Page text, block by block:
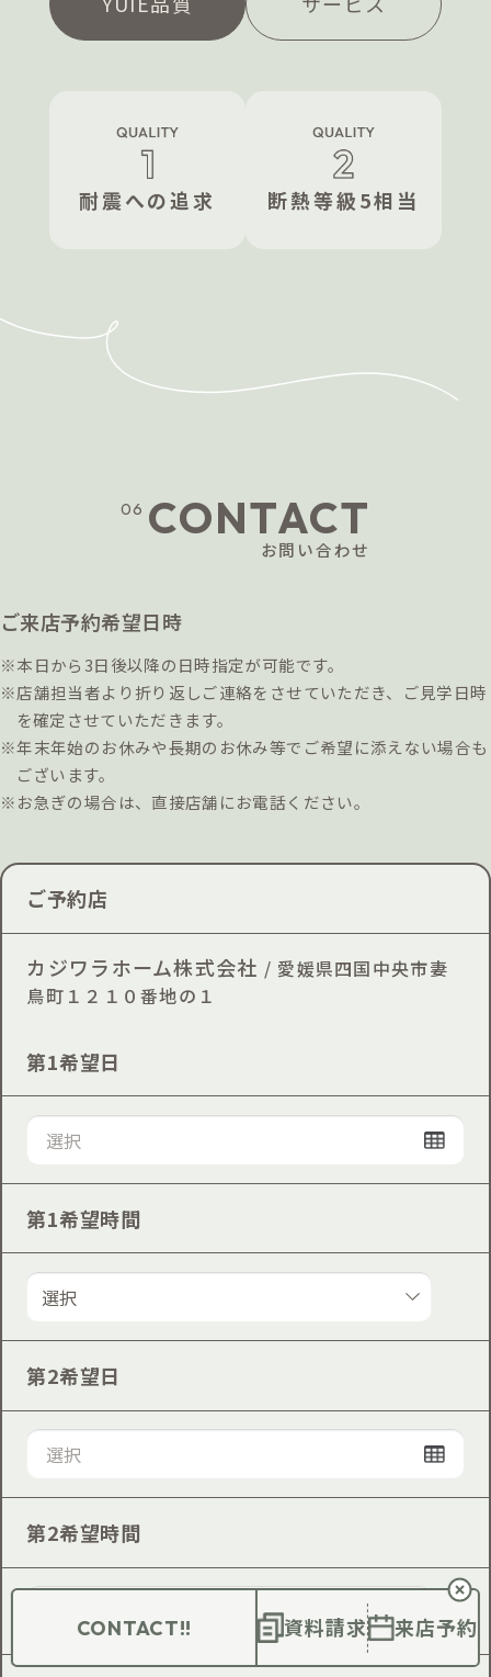
耐震への追求 断熱等級5相当
LIXILストア クーポン提供
ECサイトLIXILストアの「LIXILセレクトアイ
LIXILが厳選したアイテムがお得に購入可能
06 CONTACT
お問い合わせ
ご来店予約希望日時
※本日から3日後以降の日時指定が可能です。
※店舗担当者より折り返しご連絡をさせていただき、ご見学日時
を確定させていただきます。
※年末年始のお休みや長期のお休み等でご希望に添えない場合も
ございます。
※お急ぎの場合は、直接店舗にお電話ください。
ご予約店
カジワラホーム株式会社 / 愛媛県四国中央市妻
鳥町１２１０番地の１
第1希望日
第1希望時間
第2希望日
第2希望時間
CONTACT!! 資料請求 来店予約